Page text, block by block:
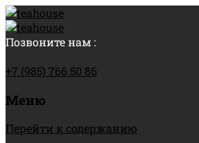
Позвоните нам :
+7 (985) 766 50 86
Меню
Перейти к содержанию